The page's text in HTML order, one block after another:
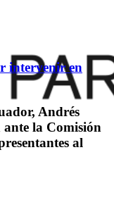
intervenir en
Andrés
la Comisión
al